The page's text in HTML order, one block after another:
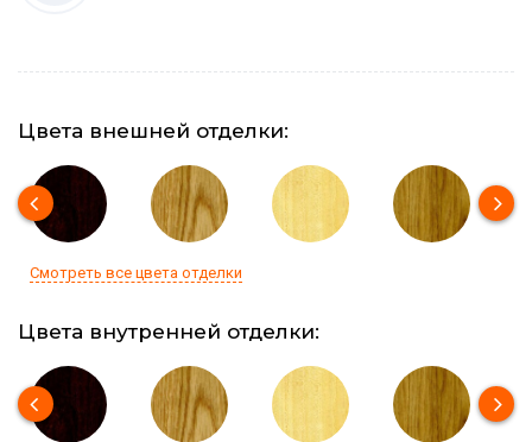
Цвета внешней отделки:
Смотреть все цвета отделки
Цвета внутренней отделки: